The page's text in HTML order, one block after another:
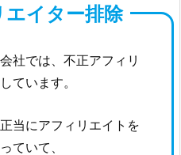
イター排除
社では、不正アフィリ
ています。
当にアフィリエイトを
ていて、